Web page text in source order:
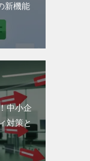
新機能
中小企
対策と